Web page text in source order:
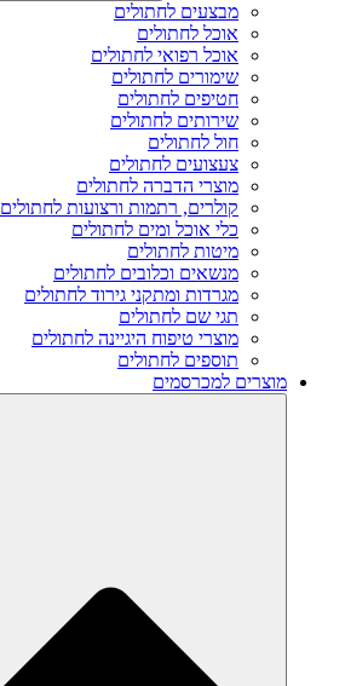
מבצעים לחתולים
אוכל לחתולים
אוכל רפואי לחתולים
שימורים לחתולים
חטיפים לחתולים
שירותים לחתולים
חול לחתולים
צעצועים לחתולים
מוצרי הדברה לחתולים
קולרים, רתמות ורצועות לחתולים
כלי אוכל ומים לחתולים
מיטות לחתולים
מנשאים וכלובים לחתולים
מגרדות ומתקני גירוד לחתולים
תגי שם לחתולים
מוצרי טיפוח היגיינה לחתולים
תוספים לחתולים
מוצרים למכרסמים